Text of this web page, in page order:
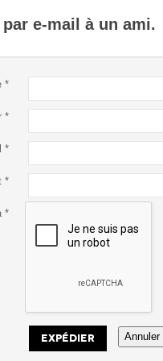
e-mail à un ami.
*
*
*
*
*
EXPÉDIER Annuler